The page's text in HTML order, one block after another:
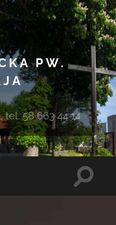
PW.
tel. 58 663 44 14
Toggle